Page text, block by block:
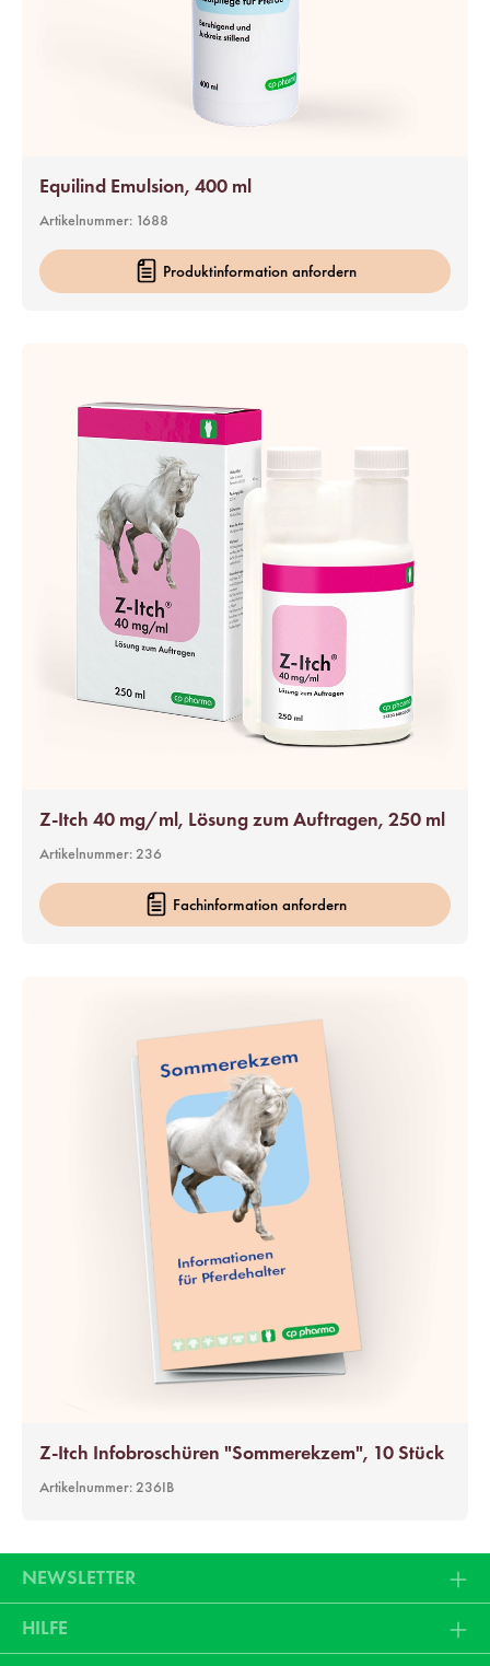
Equilind Emulsion, 400 ml
Artikelnummer: 1688
Produktinformation anfordern
Z-Itch 40 mg/ml, Lösung zum Auftragen, 250 ml
Artikelnummer: 236
Fachinformation anfordern
Z-Itch Infobroschüren "Sommerekzem", 10 Stück
Artikelnummer: 236IB
NEWSLETTER
HILFE